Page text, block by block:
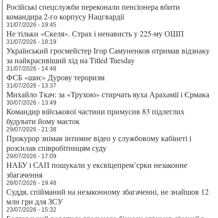
Російські спецслужби переконали пенсіонера вбити
командира 2-го корпусу Нацгвардії
31/07/2026 - 19:45
Не тільки «Скеля». Страх і ненависть у 225-му ОШП
31/07/2026 - 18:19
Український гросмейстер Ігор Самуненков отримав відзнаку
за найкрасивіший хід на Titled Tuesday
31/07/2026 - 14:48
ФСБ «шиє» Дурову тероризм
31/07/2026 - 13:37
Михайло Ткач: за «Трухою» стирчать вуха Арахамії і Єрмака
30/07/2026 - 13:49
Командир військової частини примусив 83 підлеглих
будувати йому маєток
29/07/2026 - 21:38
Прокурор знімав інтимне відео у службовому кабінеті і
розсилав співробітницям суду
29/07/2026 - 17:09
НАБУ і САП пошукали у ексвіцепрем’єрки незаконне
збагачення
28/07/2026 - 19:48
Суддя, спійманий на незаконному збагаченні, не знайшов 12
млн грн для ЗСУ
23/07/2026 - 15:32